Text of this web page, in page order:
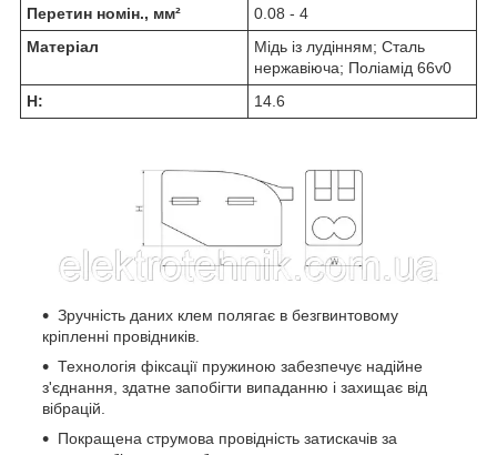
Перетин номін., мм²
0.08 - 4
Матеріал
Мідь із лудінням; Сталь
нержавіюча; Поліамід 66v0
H:
14.6
Зручність даних клем полягає в безгвинтовому
кріпленні провідників.
Технологія фіксації пружиною забезпечує надійне
з'єднання, здатне запобігти випаданню і захищає від
вібрацій.
Покращена струмова провідність затискачів за